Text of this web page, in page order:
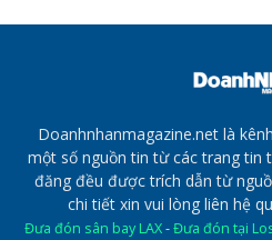
Doanhnhanmagazine.net là
một số nguồn tin từ các trang tin
đăng đều được trích dẫn từ
chi tiết xin vui lòng liên hệ
Đưa đón sân bay LAX-Đưa đón tại